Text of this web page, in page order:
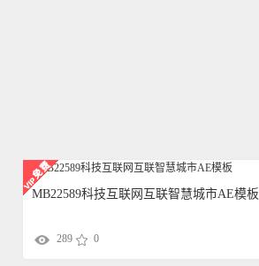
MB22589科技互联网互联智慧城市AE模板
289 0